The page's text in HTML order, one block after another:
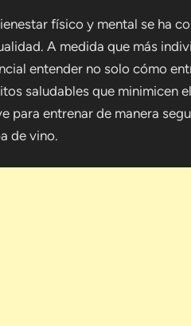
físico y mental se ha
A medida que más
entender no solo cómo
saludables que minimicen
para entrenar de manera
de vino.